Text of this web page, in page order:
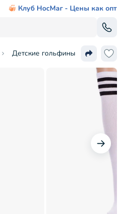
Клуб НосМаг - Цены как опт
Детские гольфины Альтаир